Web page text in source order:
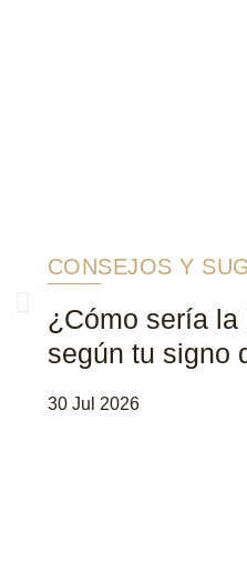
CONSEJOS Y
¿Cómo sería la
según tu signo
30 Jul 2026